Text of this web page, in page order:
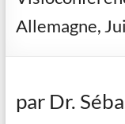
Allemagne,
par Dr.